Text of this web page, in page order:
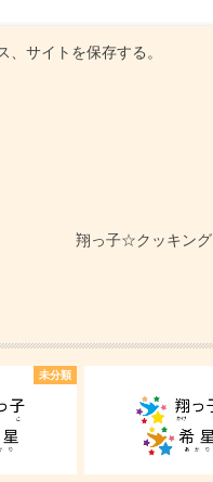
サイトを保存する。
翔っ子☆クッキング
未分類